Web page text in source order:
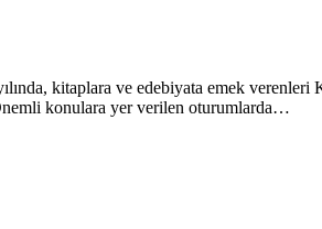
kitaplara ve edebiyata emek
konulara yer verilen oturumlarda…